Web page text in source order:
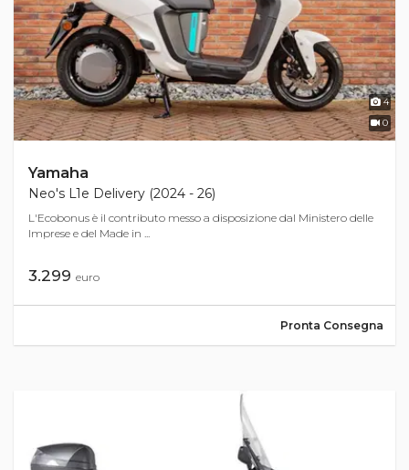
4
0
Yamaha
Neo's L1e Delivery (2024 - 26)
L'Ecobonus è il contributo messo a disposizione dal Ministero delle
Imprese e del Made in ...
3.299 euro
Pronta Consegna